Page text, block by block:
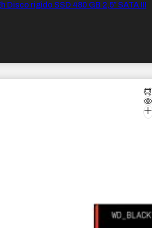
Disco rigido SSD 480 GB 2,5″ SATA III